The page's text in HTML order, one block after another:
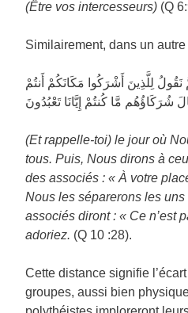
(Être vos intercesseurs) (Q
Similairement, dans un
لِلَّذِينَ أَشْرَكُوا مَكَانَكُمْ أَنتُمْ
شُرَكَاؤُهُم مَّا كُنتُمْ إِيَّانَا تَعْبُدُونَ
(Et rappelle-toi) le jour où
tous. Puis, Nous dirons à
des associés : « À votre
Nous les séparerons les
associés diront : « Ce n’est
adoriez. (Q 10 :28).
Cette distance signifie
groupes, aussi bien